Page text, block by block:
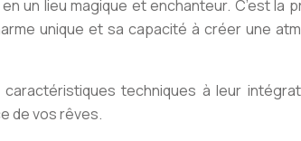
un lieu magique et enchanteur. C’est la
unique et sa capacité à créer une
techniques à leur
de vos rêves.